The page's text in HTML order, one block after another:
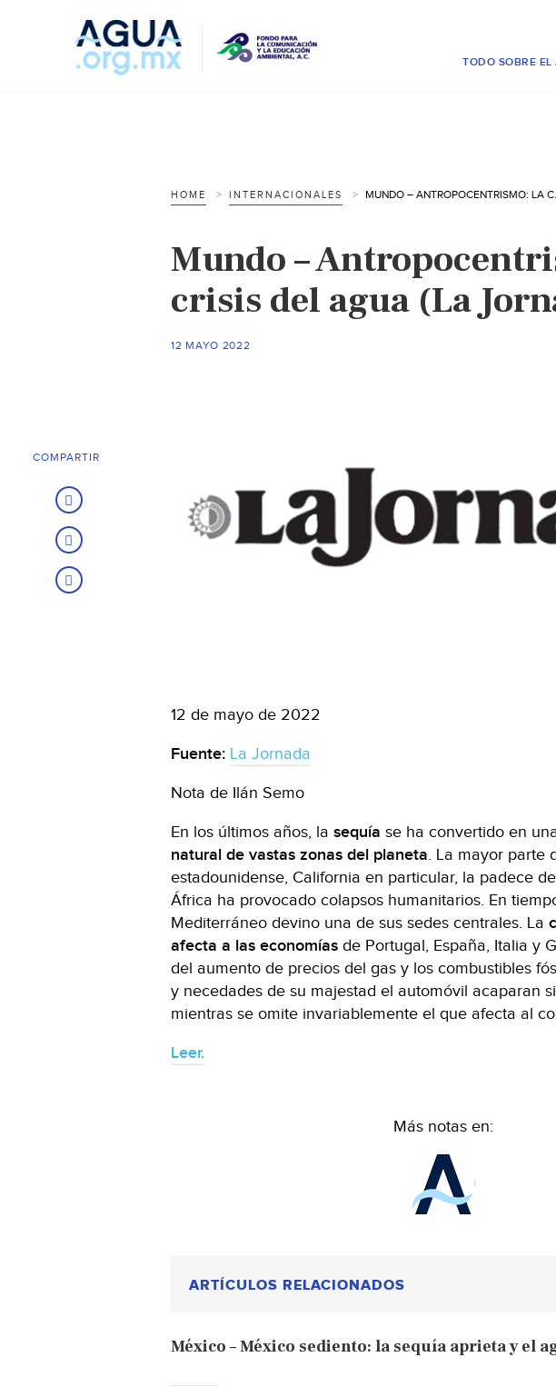
TODO SOBRE EL
HOME INTERNACIONALES MUNDO –
Mundo –
crisis del agua (La
12 MAYO 2022
12 de mayo de 2022
Fuente: La Jornada
Nota de Ilán Semo
En los últimos años, la sequía se ha convertido en
natural de vastas zonas del planeta. La mayor parte
estadounidense, California en particular, la padece
África ha provocado colapsos humanitarios. En
Mediterráneo devino una de sus sedes centrales. La
afecta a las economías de Portugal, España, Italia y
del aumento de precios del gas y los combustibles
y necedades de su majestad el automóvil acaparan
mientras se omite invariablemente el que afecta al
Leer.
Más notas en:
ARTÍCULOS RELACIONADOS
México – México sediento: la sequía aprieta y el
COMPARTIR